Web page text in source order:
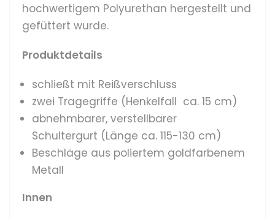
hochwertigem Polyurethan hergestellt und
gefüttert wurde.
Produktdetails
schließt mit Reißverschluss
zwei Tragegriffe (Henkelfall ca. 15 cm)
abnehmbarer, verstellbarer
Schultergurt (Länge ca. 115-130 cm)
Beschläge aus poliertem goldfarbenem
Metall
Innen